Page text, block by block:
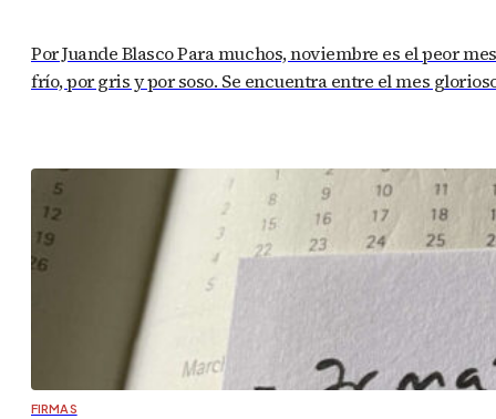
Por Juande Blasco Para muchos, noviembre es el peor
frío, por gris y por soso. Se encuentra entre el mes
FIRMAS